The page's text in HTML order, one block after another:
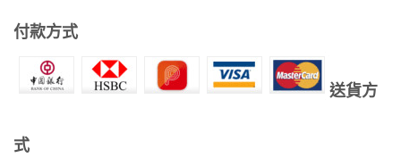
付款方式
送貨方
式